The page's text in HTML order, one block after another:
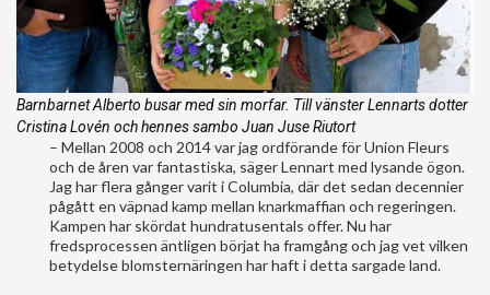
Barnbarnet Alberto busar med sin morfar. Till vänster Lennarts dotter
Cristina Lovén och hennes sambo Juan Juse Riutort
– Mellan 2008 och 2014 var jag ordförande för Union Fleurs
och de åren var fantastiska, säger Lennart med lysande ögon.
Jag har flera gånger varit i Columbia, där det sedan decennier
pågått en väpnad kamp mellan knarkmaffian och regeringen.
Kampen har skördat hundratusentals offer. Nu har
fredsprocessen äntligen börjat ha framgång och jag vet vilken
betydelse blomsternäringen har haft i detta sargade land.